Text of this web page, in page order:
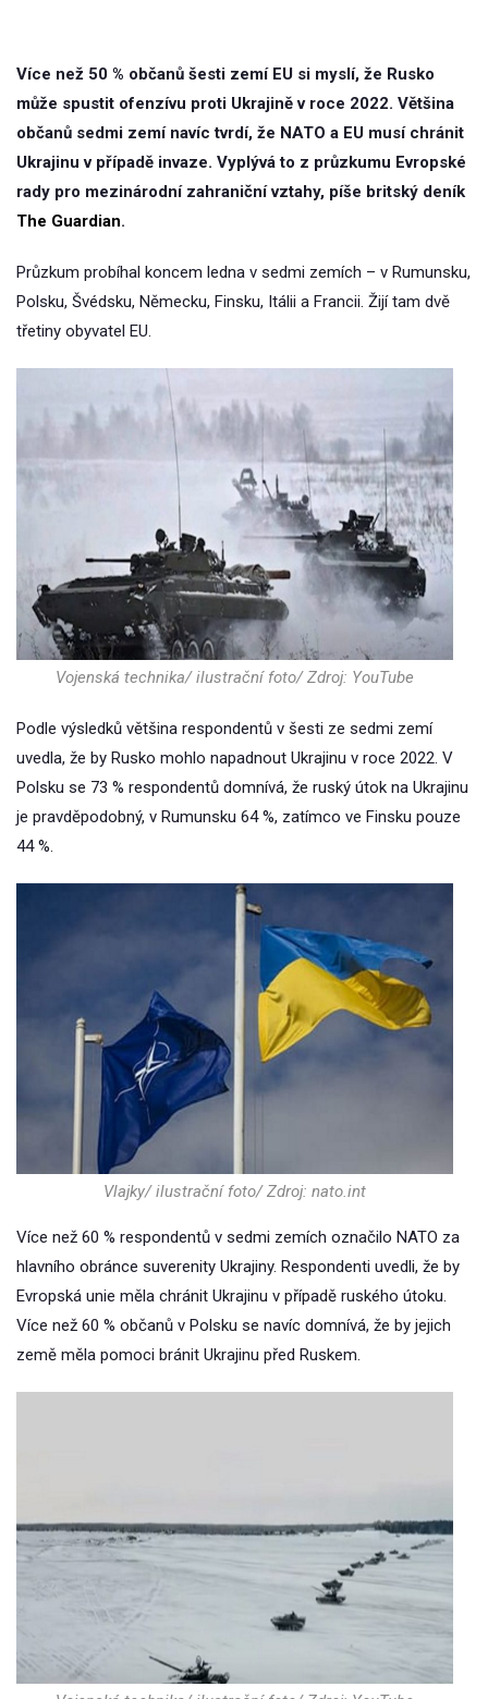
Více než 50 % občanů šesti zemí EU si myslí, že Rusko
může spustit ofenzívu proti Ukrajině v roce 2022. Většina
občanů sedmi zemí navíc tvrdí, že NATO a EU musí chránit
Ukrajinu v případě invaze. Vyplývá to z průzkumu Evropské
rady pro mezinárodní zahraniční vztahy, píše britský deník
The Guardian.
Průzkum probíhal koncem ledna v sedmi zemích – v Rumunsku,
Polsku, Švédsku, Německu, Finsku, Itálii a Francii. Žijí tam dvě
třetiny obyvatel EU.
Vojenská technika/ ilustrační foto/ Zdroj: YouTube
Podle výsledků většina respondentů v šesti ze sedmi zemí
uvedla, že by Rusko mohlo napadnout Ukrajinu v roce 2022. V
Polsku se 73 % respondentů domnívá, že ruský útok na Ukrajinu
je pravděpodobný, v Rumunsku 64 %, zatímco ve Finsku pouze
44 %.
Vlajky/ ilustrační foto/ Zdroj: nato.int
Více než 60 % respondentů v sedmi zemích označilo NATO za
hlavního obránce suverenity Ukrajiny. Respondenti uvedli, že by
Evropská unie měla chránit Ukrajinu v případě ruského útoku.
Více než 60 % občanů v Polsku se navíc domnívá, že by jejich
země měla pomoci bránit Ukrajinu před Ruskem.